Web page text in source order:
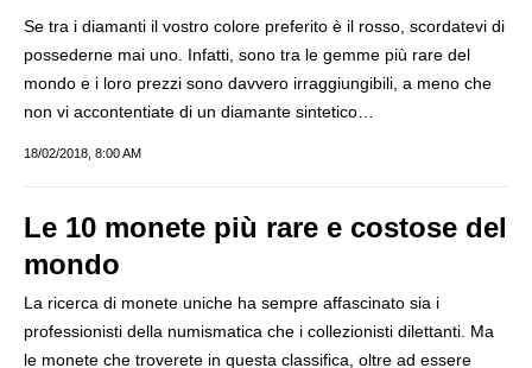
Se tra i diamanti il vostro colore preferito è il rosso, scordatevi di
possederne mai uno. Infatti, sono tra le gemme più rare del
mondo e i loro prezzi sono davvero irraggiungibili, a meno che
non vi accontentiate di un diamante sintetico…
18/02/2018, 8:00 AM
Le 10 monete più rare e costose del
mondo
La ricerca di monete uniche ha sempre affascinato sia i
professionisti della numismatica che i collezionisti dilettanti. Ma
le monete che troverete in questa classifica, oltre ad essere